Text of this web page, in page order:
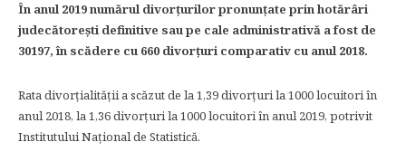
În anul 2019 numărul divorţurilor pronunţate prin hotărâri
judecătoreşti definitive sau pe cale administrativă a fost de
30197, în scădere cu 660 divorţuri comparativ cu anul 2018.
Rata divorţialităţii a scăzut de la 1,39 divorţuri la 1000 locuitori în
anul 2018, la 1,36 divorţuri la 1000 locuitori în anul 2019, potrivit
Institutului Național de Statistică.